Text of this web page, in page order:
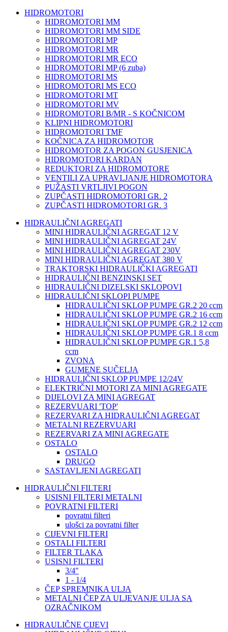
HIDROMOTORI
HIDROMOTORI MM
HIDROMOTORI MM SIDE
HIDROMOTORI MP
HIDROMOTORI MR
HIDROMOTORI MR ECO
HIDROMOTORI MP (6 zuba)
HIDROMOTORI MS
HIDROMOTORI MS ECO
HIDROMOTORI MT
HIDROMOTORI MV
HIDROMOTORI B/MR - S KOČNICOM
KLIPNI HIDROMOTORI
HIDROMOTORI TMF
KOČNICA ZA HIDROMOTOR
HIDROMOTOR ZA POGON GUSJENICA
HIDROMOTORI KARDAN
REDUKTORI ZA HIDROMOTORE
VENTILI ZA UPRAVLJANJE HIDROMOTORA
PUŽASTI VRTLJIVI POGON
ZUPČASTI HIDROMOTORI GR. 2
ZUPČASTI HIDROMOTORI GR. 3
HIDRAULIČNI AGREGATI
MINI HIDRAULIČNI AGREGAT 12 V
MINI HIDRAULIČNI AGREGAT 24V
MINI HIDRAULIČNI AGREGAT 230V
MINI HIDRAULIČNI AGREGAT 380 V
TRAKTORSKI HIDRAULIČKI AGREGATI
HIDRAULIČNI BENZINSKI SET
HIDRAULIČNI DIZELSKI SKLOPOVI
HIDRAULIČNI SKLOPI PUMPE
HIDRAULIČNI SKLOP PUMPE GR.2 20 ccm
HIDRAULIČNI SKLOP PUMPE GR.2 16 ccm
HIDRAULIČNI SKLOP PUMPE GR.2 12 ccm
HIDRAULIČNI SKLOP PUMPE GR.1 8 ccm
HIDRAULIČNI SKLOP PUMPE GR.1 5,8
ccm
ZVONA
GUMENE SUČELJA
HIDRAULIČNI SKLOP PUMPE 12/24V
ELEKTRIČNI MOTORI ZA MINI AGREGATE
DIJELOVI ZA MINI AGREGAT
REZERVUARI 'TOP'
REZERVARI ZA HIDRAULIČNI AGREGAT
METALNI REZERVUARI
REZERVARI ZA MINI AGREGATE
OSTALO
OSTALO
DRUGO
SASTAVLJENI AGREGATI
HIDRAULIČNI FILTERI
USISNI FILTERI METALNI
POVRATNI FILTERI
povratni filteri
ulošci za povratni filter
CIJEVNI FILTERI
OSTALI FILTERI
FILTER TLAKA
USISNI FILTERI
3/4"
1 - 1/4
ČEP SPREMNIKA ULJA
METALNI ČEP ZA ULJEVANJE ULJA SA
OZRAČNIKOM
HIDRAULIČNE CIJEVI